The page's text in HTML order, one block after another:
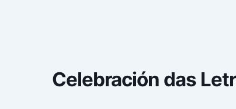
Celebración das